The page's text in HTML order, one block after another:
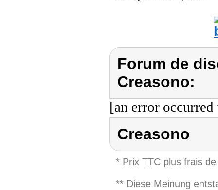
Forum de
Creasono:
[an error
Creasono
* Prix TTC plus frais
** Diese Meinung